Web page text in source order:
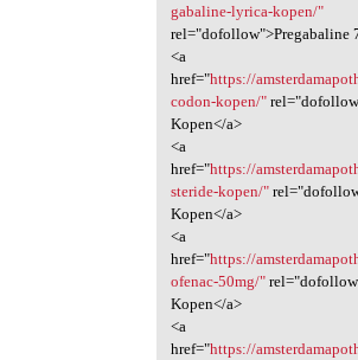
gabaline-lyrica-kopen/"
rel="dofollow">Pregabaline
<a
href="https://
codon-kopen/"
Kopen</a>
<a
href="https://
steride-kopen/"
Kopen</a>
<a
href="https://
ofenac-50mg/"
Kopen</a>
<a
href="https://